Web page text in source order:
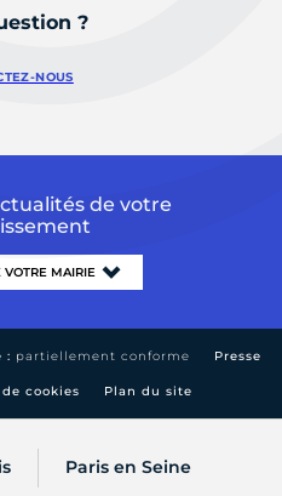
Paris en Seine
?
NOUS
de votre
: partiellement conforme Presse
cookies Plan du site